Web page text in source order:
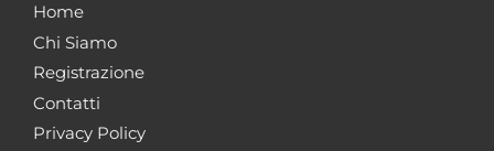
Home
Chi Siamo
Registrazione
Contatti
Privacy Policy